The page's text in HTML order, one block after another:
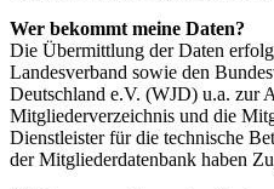
Wer bekommt meine Daten?
Die Übermittlung der Daten
Landesverband sowie den
Deutschland e.V. (WJD) u.a. zur
Mitgliederverzeichnis und die
Dienstleister für die technische
der Mitgliederdatenbank haben